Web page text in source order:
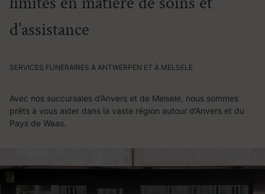
SERVICES FUNÉRAIRES À ANTWERPEN ET À MELSELE
d’assistance
Avec nos succursales d’Anvers et de Melsele, nous sommes
prêts à vous aider dans la vaste région autour d’Anvers et du
Pays de Waas.